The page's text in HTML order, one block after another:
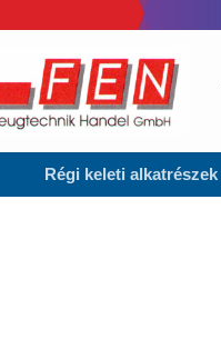
Régi keleti alkatrészek